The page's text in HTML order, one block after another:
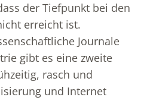
der Tiefpunkt bei den
erreicht ist.
Journale
gibt es eine zweite
rasch und
und Internet